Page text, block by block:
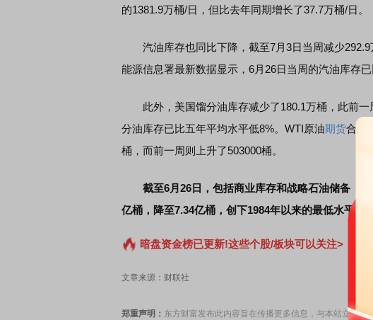
的1381.9万桶/日，但比去年同期增长了37.7万桶/日。
汽油库存也同比下降，截至7月3日当周减少292.9
能源信息署最新数据显示，6月26日当周的汽油库存已
此外，美国馏分油库存减少了180.1万桶，此前一
分油库存已比五年平均水平低8%。WTI原油期货合约
桶，而前一周则上升了503000桶。
截至6月26日，包括商业库存和战略石油储备（
亿桶，降至7.34亿桶，创下1984年以来的最低水平。
暗盘资金榜已更新!这些个股/板块可以关注>
文章来源：财联社
郑重声明： 东方财富发布此内容旨在传播更多信息，与本站立场无